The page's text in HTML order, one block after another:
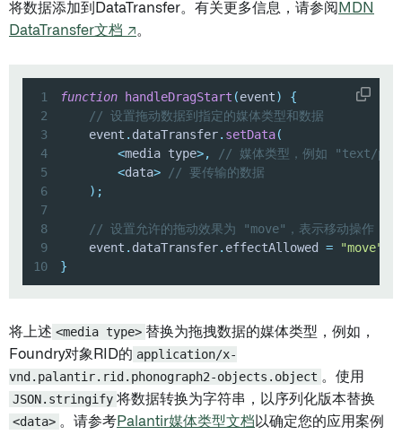
将数据添加到DataTransfer。有关更多信息，请参阅 MDN
DataTransfer文档 ↗。
1 function handleDragStart (event)
{
2
// 设置拖动数据到指定的媒体类型和数据
3
    event
. dataTransfer. setData(
4
<media type>,
// 媒体类型，例如 "text/
5
<data>
// 要传输的数据
6
) ;
7
8
// 设置允许的拖动效果为 "move"，表示移动操作
9
    event
. dataTransfer. effectAllowed = "move"
10
}
将上述 <media type> 替换为拖拽数据的媒体类型，例如，
Foundry对象RID的 application/x-
vnd.palantir.rid.phonograph2-objects.object 。使用
JSON.stringify 将数据转换为字符串，以序列化版本替换
<data> 。请参考Palantir媒体类型文档以确定您的应用案例